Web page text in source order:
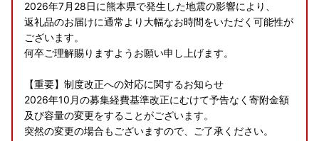
2026年7月28日に熊本県で発生した地震の影響により、
返礼品のお届けに通常より大幅なお時間をいただく可能性が
ございます。
何卒ご理解賜りますようお願い申し上げます。
【重要】制度改正への対応に関するお知らせ
2026年10月の募集経費基準改正にむけて予告なく寄附金額
及び容量の変更をすることがございます。
突然の変更の場合もございますので、ご了承ください。